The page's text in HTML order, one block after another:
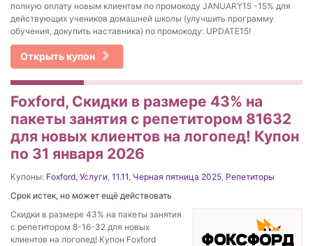
полную оплату новым клиентам по промокоду JANUARY15 -15% для
действующих учеников домашней школы (улучшить программу
обучения, докупить наставника) по промокоду: UPDATE15!
Открыть купон
Foxford, Cкидки в размере 43% на
пакеты занятия с репетитором 81632
для новых клиентов на логопед! Купон
по 31 января 2026
Купоны: Foxford, Услуги, 11.11, Черная пятница 2025, Репетиторы
Срок истек, но может ещё действовать
Cкидки в размере 43% на пакеты занятия
с репетитором 8-16-32 для новых
клиентов на логопед! Купон Foxford